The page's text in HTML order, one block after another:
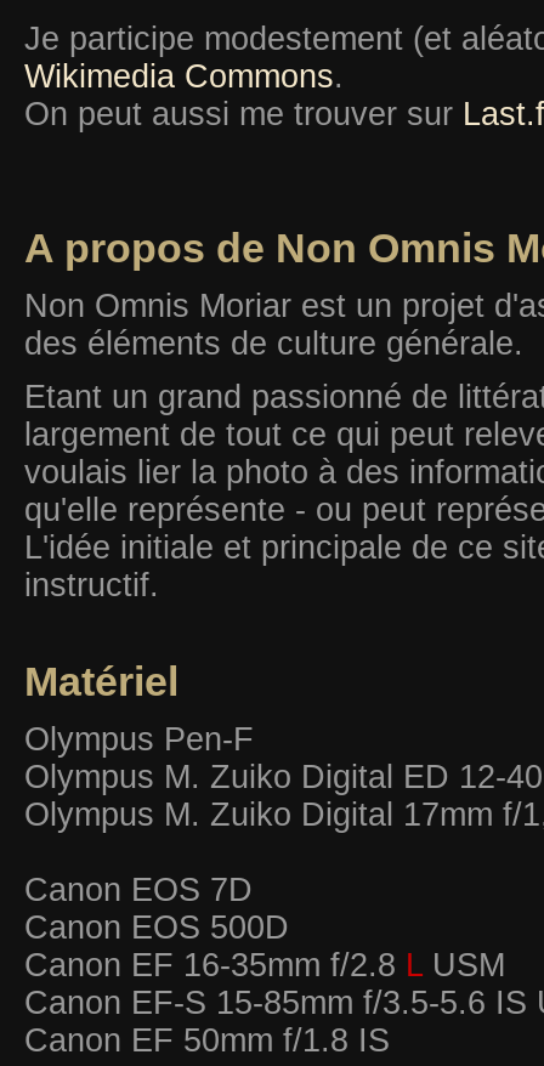
Je participe modestement (et
Wikimedia Commons.
On peut aussi me trouver sur
A propos de Non Omnis
Non Omnis Moriar est un projet
des éléments de culture générale.
Etant un grand passionné de
largement de tout ce qui peut
voulais lier la photo à des
qu'elle représente - ou peut
L'idée initiale et principale de ce
instructif.
Matériel
Olympus Pen-F
Olympus M. Zuiko Digital ED 12-
Olympus M. Zuiko Digital 17mm f/
Canon EOS 7D
Canon EOS 500D
Canon EF 16-35mm f/2.8 L USM
Canon EF-S 15-85mm f/3.5-5.6 IS
Canon EF 50mm f/1.8 IS